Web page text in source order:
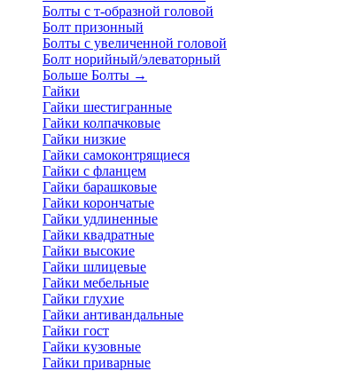
Болты с т-образной головой
Болт призонный
Болты с увеличенной головой
Болт норийный/элеваторный
Больше Болты →
Гайки
Гайки шестигранные
Гайки колпачковые
Гайки низкие
Гайки самоконтрящиеся
Гайки с фланцем
Гайки барашковые
Гайки корончатые
Гайки удлиненные
Гайки квадратные
Гайки высокие
Гайки шлицевые
Гайки мебельные
Гайки глухие
Гайки антивандальные
Гайки гост
Гайки кузовные
Гайки приварные